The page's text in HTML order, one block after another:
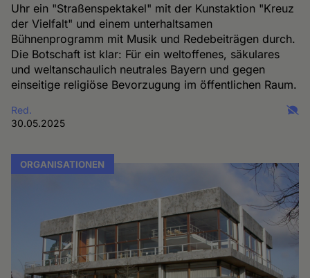
Uhr ein "Straßenspektakel" mit der Kunstaktion "Kreuz
der Vielfalt" und einem unterhaltsamen
Bühnenprogramm mit Musik und Redebeiträgen durch.
Die Botschaft ist klar: Für ein weltoffenes, säkulares
und weltanschaulich neutrales Bayern und gegen
einseitige religiöse Bevorzugung im öffentlichen Raum.
Red.
30.05.2025
ORGANISATIONEN